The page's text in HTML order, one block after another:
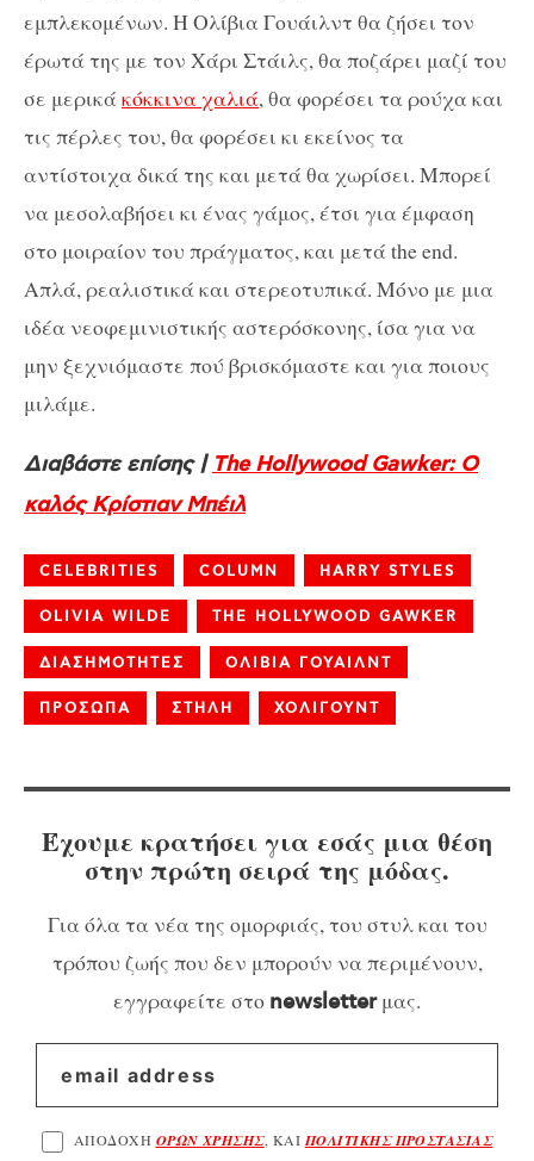
εμπλεκομένων. Η Ολίβια Γουάιλντ θα ζήσει τον
έρωτά της με τον Χάρι Στάιλς, θα ποζάρει μαζί του
σε μερικάκόκκινα χαλιά, θα φορέσει τα ρούχα και
τις πέρλες του, θα φορέσει κι εκείνος τα
αντίστοιχα δικά της και μετά θα χωρίσει. Μπορεί
να μεσολαβήσει κι ένας γάμος, έτσι για έμφαση
στο μοιραίον του πράγματος, και μετά the end.
Απλά, ρεαλιστικά και στερεοτυπικά. Μόνο με μια
ιδέα νεοφεμινιστικής αστερόσκονης, ίσα για να
μην ξεχνιόμαστε πού βρισκόμαστε και για ποιους
μιλάμε.
Διαβάστε επίσης | The Hollywood Gawker: Ο
καλός Κρίστιαν Μπέιλ
CELEBRITIES COLUMN HARRY STYLES
OLIVIA WILDE THE HOLLYWOOD GAWKER
ΔΙΑΣΗΜΟΤΗΤΕΣ ΟΛΙΒΙΑ ΓΟΥΑΙΛΝΤ
ΠΡΟΣΩΠΑ ΣΤΗΛΗ ΧΟΛΙΓΟΥΝΤ
Έχουμε κρατήσει για εσάς μια θέση
στην πρώτη σειρά της μόδας.
Για όλα τα νέα της ομορφιάς, του στυλ και του
τρόπου ζωής που δεν μπορούν να περιμένουν,
εγγραφείτε στο newsletterμας.
ΑΠΟΔΟΧΗ ΟΡΩΝ ΧΡΗΣΗΣ, ΚΑΙΠΟΛΙΤΙΚΗΣ ΠΡΟΣΤΑΣΙΑΣ